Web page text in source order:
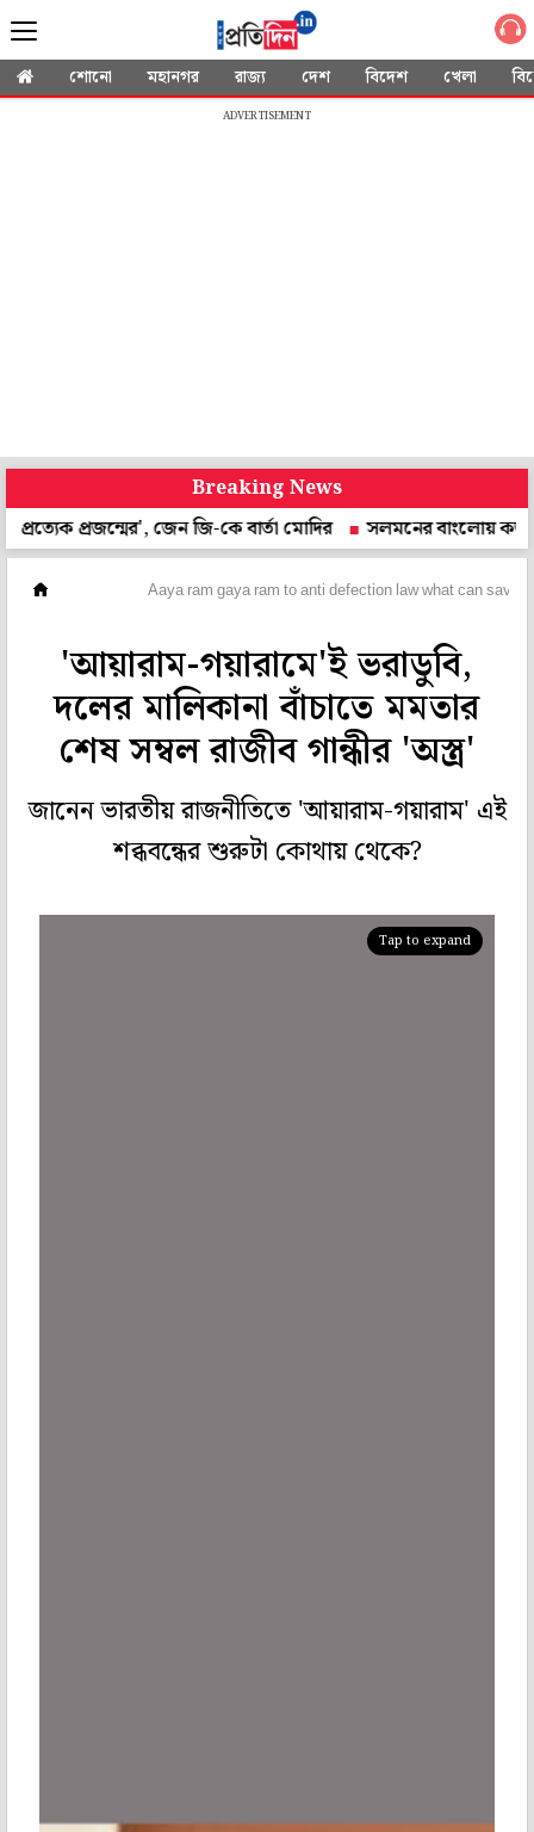
শোনো মহানগর রাজ্য দেশ বিদেশ খেলা
ADVERTISEMENT
Breaking News
জেন জি-কে বার্তা মোদির
সলমনের বাংলোয় কর্তব্যরত
Aaya ram gaya ram to anti defection law what can save
'আয়ারাম-গয়ারামে'ই ভরাডুবি,
দলের মালিকানা বাঁচাতে মমতার
শেষ সম্বল রাজীব গান্ধীর 'অস্ত্র'
জানেন ভারতীয় রাজনীতিতে 'আয়ারাম-গয়ারাম' এই
শব্ধবন্ধের শুরুটা কোথায় থেকে?
Tap to expand